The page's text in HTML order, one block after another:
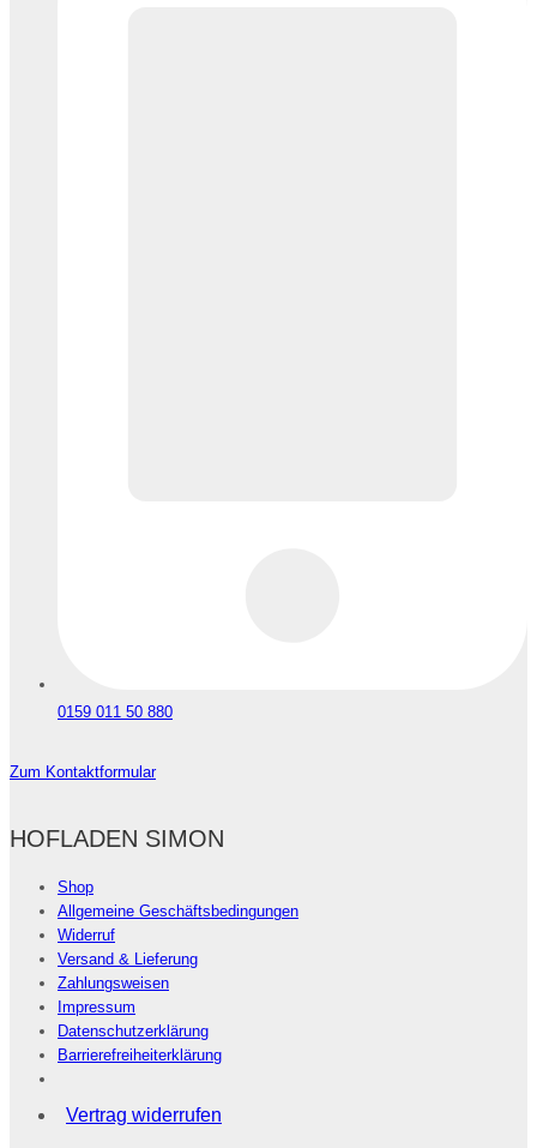
0159 011 50 880
Zum Kontaktformular
HOFLADEN SIMON
Shop
Allgemeine Geschäftsbedingungen
Widerruf
Versand & Lieferung
Zahlungsweisen
Impressum
Datenschutzerklärung
Barrierefreiheiterklärung
Vertrag widerrufen